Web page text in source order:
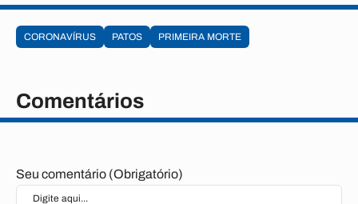
CORONAVÍRUS PATOS PRIMEIRA MORTE
Comentários
Seu comentário (Obrigatório)